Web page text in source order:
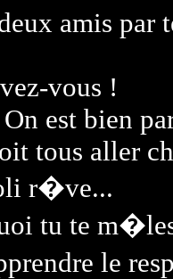
amis par
vous !
est bien
tous aller
r�ve...
tu te
le